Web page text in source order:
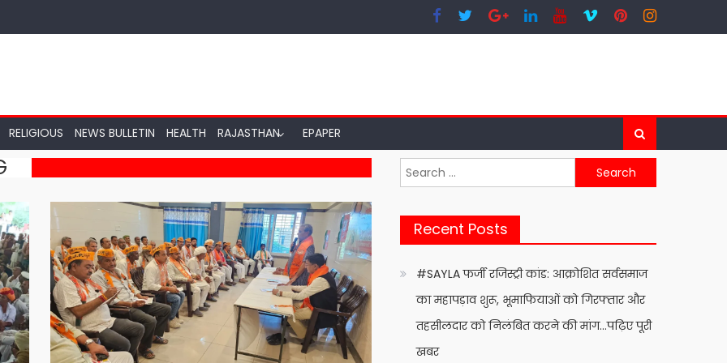
RELIGIOUS NEWS BULLETIN HEALTH RAJASTHAN EPAPER
Search
for:
Recent Posts
#SAYLA फर्जी रजिस्ट्री कांड: आक्रोशित सर्वसमाज
का महापड़ाव शुरू, भूमाफियाओं को गिरफ्तार और
तहसीलदार को निलंबित करने की मांग…पढ़िए पूरी
खबर